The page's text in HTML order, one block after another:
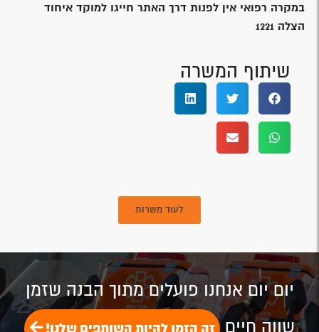
במקרה רפואי אין לפנות דרך האתר חייגו למוקד איחוד
הצלה 1221
שיתוף המשרה
לעוד משרות
יום יום אנחנו פועלים מתוך הבנה שזמן
שווה חיים זה הזמן להיות השותפים שלנו!